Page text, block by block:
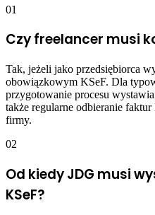
01
Czy freelancer musi
Tak, jeżeli jako przedsiębiorca
obowiązkowym KSeF. Dla
przygotowanie procesu
także regularne odbieranie
firmy.
02
Od kiedy JDG musi
KSeF?